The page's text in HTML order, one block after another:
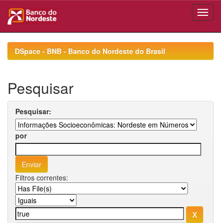
navigationDSpace - BNB - Banco do Nordeste do Brasil
Pesquisar
Pesquisar:
por
Filtros correntes: